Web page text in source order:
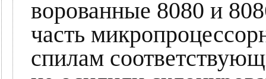
ворованные 8080 и
часть
спилам